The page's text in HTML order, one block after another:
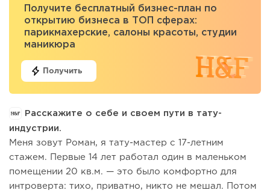
Получите бесплатный бизнес-план по
открытию бизнеса в ТОП сферах:
парикмахерские, салоны красоты, студии
маникюра
Получить
Расскажите о себе и своем пути в тату-
индустрии.
Меня зовут Роман, я тату-мастер с 17-летним
стажем. Первые 14 лет работал один в маленьком
помещении 20 кв.м. — это было комфортно для
интроверта: тихо, приватно, никто не мешал. Потом